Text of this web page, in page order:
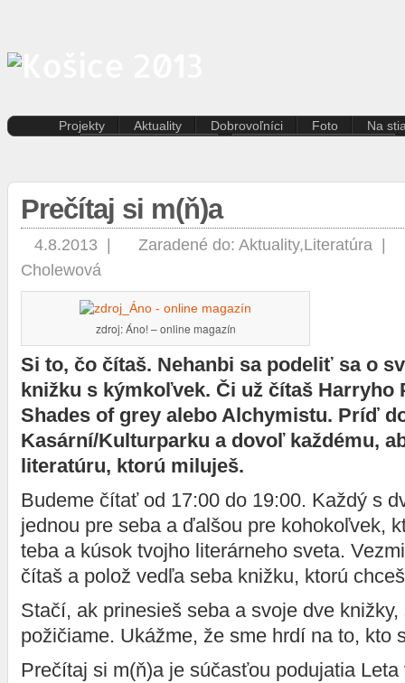
Projekty
Kasárne/Kulturpark
Projekt SPOTs
Pentapolitana
Destinácia Košice
Terra Incognita
Rozvoj ľudských zdrojov
prostredníctvom investícií do
Sándor Márai
Aktuality
Regióny
Slovensko
Šport
Tlačové správy
Dobrovoľníci Foto Na
Prečítaj si m(ň)a
4.8.2013 | Zaradené do: Aktuality,Literatúra
Cholewová
zdroj: Áno! – online magazín
Si to, čo čítaš. Nehanbi sa podeliť sa o
knižku s kýmkoľvek. Či už čítaš Harryho
Shades of grey alebo Alchymistu. Príď
Kasární/Kulturparku a dovoľ každému,
literatúru, ktorú miluješ.
Budeme čítať od 17:00 do 19:00. Každý s
jednou pre seba a ďalšou pre kohokoľvek,
teba a kúsok tvojho literárneho sveta.
čítaš a polož vedľa seba knižku, ktorú
Stačí, ak prinesieš seba a svoje dve
požičiame. Ukážme, že sme hrdí na to, kto
Prečítaj si m(ň)a je súčasťou podujatia Leta